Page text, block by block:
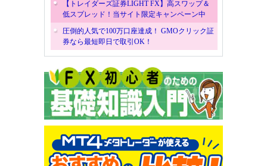
【トレイダーズ証券LIGHT FX】高スワップ＆
低スプレッド！当サイト限定キャンペーン中
圧倒的人気で100万口座達成！ GMOクリック証
券なら最短即日で取引OK！